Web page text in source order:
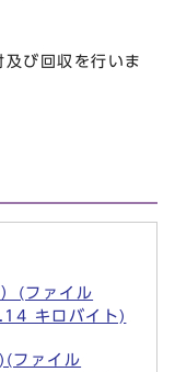
び回収を行いま
(ファイル
キロバイト)
ファイル